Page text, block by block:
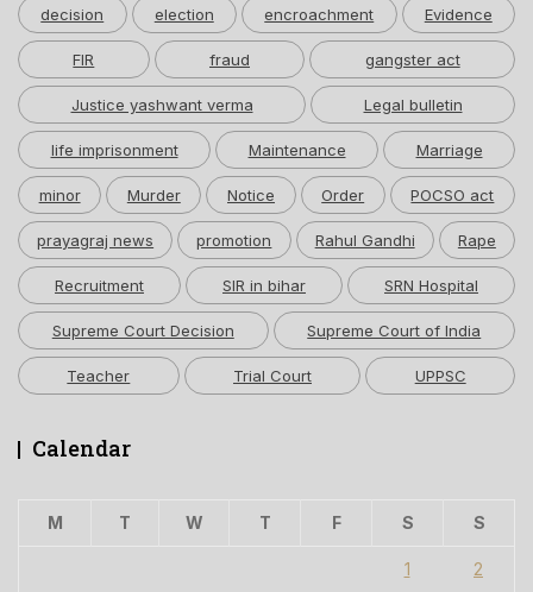
decision election encroachment Evidence
FIR fraud gangster act
Justice yashwant verma Legal bulletin
life imprisonment Maintenance Marriage
minor Murder Notice Order POCSO act
prayagraj news promotion Rahul Gandhi Rape
Recruitment SIR in bihar SRN Hospital
Supreme Court Decision Supreme Court of India
Teacher Trial Court UPPSC
Calendar
M T W T F S S
1 2